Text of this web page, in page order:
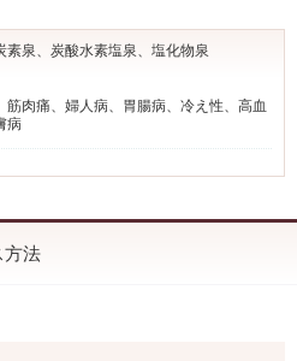
素泉、炭酸水素塩泉、塩化物泉
筋肉痛、婦人病、胃腸病、冷え性、高血
病
方法